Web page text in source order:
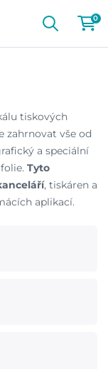
0
tiskových
zahrnovat vše od
a speciální
Tyto
, tiskáren a
aplikací.